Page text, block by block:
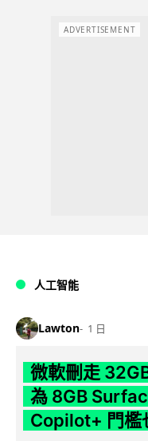
ADVERTISEMENT
人工智能
Lawton 1 日
微軟刪走
為 8GB
Copilot+ 門檻